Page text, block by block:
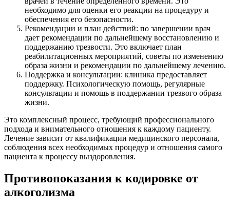
необходимо для оценки его реакции на процедуру и
обеспечения его безопасности.
Рекомендации и план действий: по завершении врач
дает рекомендации по дальнейшему восстановлению и
поддержанию трезвости. Это включает план
реабилитационных мероприятий, советы по изменению
образа жизни и рекомендации по дальнейшему лечению.
Поддержка и консультации: клиника предоставляет
поддержку. Психологическую помощь, регулярные
консультации и помощь в поддержании трезвого образа
жизни.
Это комплексный процесс, требующий профессионального
подхода и внимательного отношения к каждому пациенту.
Лечение зависит от квалификации медицинского персонала,
соблюдения всех необходимых процедур и отношения самого
пациента к процессу выздоровления.
Противопоказания к кодировке от
алкоголизма